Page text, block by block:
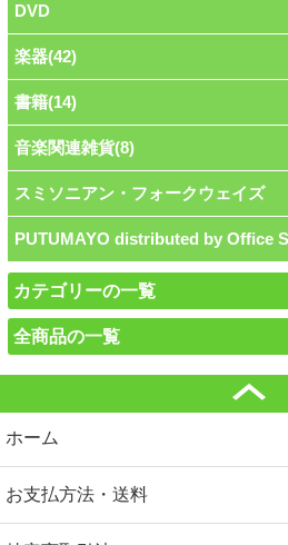
DVD
楽器(42)
書籍(14)
音楽関連雑貨(8)
スミソニアン・フォークウェイズ
PUTUMAYO distributed by Office
カテゴリーの一覧
全商品の一覧
ホーム
お支払方法・送料